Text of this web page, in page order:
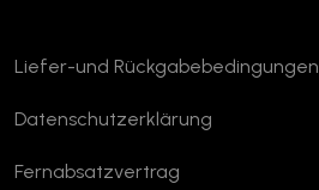
Liefer-und Rückgabebedingungen
Datenschutzerklärung
Fernabsatzvertrag